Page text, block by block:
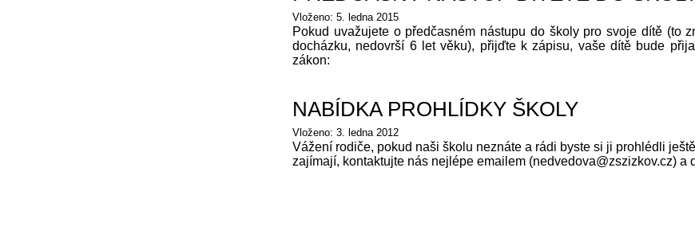
Vloženo: 5. ledna 2015
Pokud uvažujete o předčasném nástupu do školy pro svoje dítě (to
docházku, nedovrší 6 let věku), přijďte k zápisu, vaše dítě bude
zákon:
NABÍDKA PROHLÍDKY ŠKOLY
Vloženo: 3. ledna 2012
Vážení rodiče, pokud naši školu neznáte a rádi byste si ji prohlédli
zajímají, kontaktujte nás nejlépe emailem (nedvedova@zszizkov.cz)